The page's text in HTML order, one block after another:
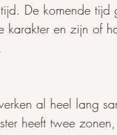
De komende tijd
karakter en zijn of
al heel lang
heeft twee